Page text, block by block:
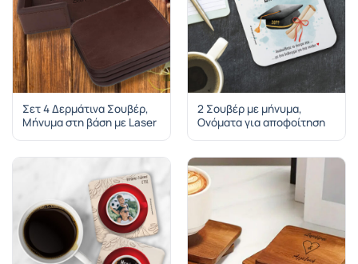
Σετ 4 Δερμάτινα Σουβέρ,
Μήνυμα στη βάση με Laser
2 Σουβέρ με μήνυμα,
Ονόματα για αποφοίτηση